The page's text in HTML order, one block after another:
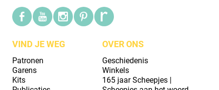
VIND JE WEG
Patronen
Garens
Kits
OVER ONS
Geschiedenis
Winkels
165 jaar Scheepjes |